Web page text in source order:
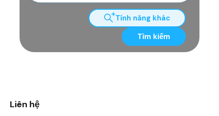
Tính năng khác
Tìm kiếm
Liên hệ